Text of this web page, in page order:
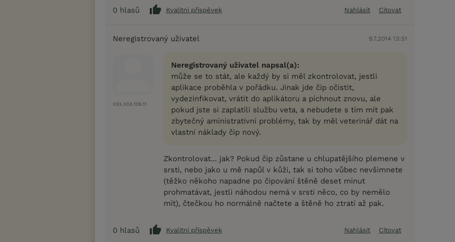
0 hlasů Kvalitní příspěvek Nahlásit Citovat
Neregistrovaný uživatel 9.7.2014 13:51
XXX.XXX.106.11
Neregistrovaný uživatel napsal(a):
může se to stát, ale každý by si měl zkontrolovat, jestli
aplikace proběhla v pořádku. Jinak jde čip očistit,
vydezinfikovat, vrátit do aplikátoru a píchnout znovu, ale
pokud jste si zaplatili službu veta, a nebudete s tím mít pak
zbytečný aministrativní problémy, tak by měl veterinář dát na
vlastní náklady čip nový.
Zkontrolovat... jak? Pokud čip zůstane u chlupatějšího plemene v
srsti, nebo jako u mě napůl v kůži, tak si toho vůbec nevšimnete
(těžko někoho napadne po čipování štěně deset minut
prohmatávat, jestli náhodou nemá v srsti něco, co by nemělo
mít), čtečkou ho normálně načtete a štěně ho ztratí až pak.
0 hlasů Kvalitní příspěvek Nahlásit Citovat